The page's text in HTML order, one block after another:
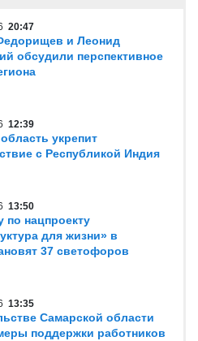
20:47
и Леонид
обсудили перспективное
12:39
укрепит
с Республикой Индия
13:50
по нацпроекту
для жизни» в
37 светофоров
13:35
Самарской области
поддержки работников